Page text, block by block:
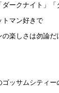
ークナイト」「
トマン好きで
楽しさは勿論だ
ッサムシティー